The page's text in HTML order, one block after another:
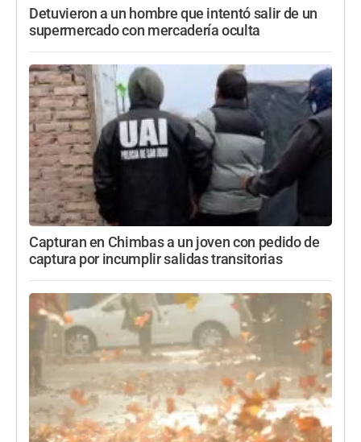
Detuvieron a un hombre que intentó salir de un
supermercado con mercadería oculta
Capturan en Chimbas a un joven con pedido de
captura por incumplir salidas transitorias